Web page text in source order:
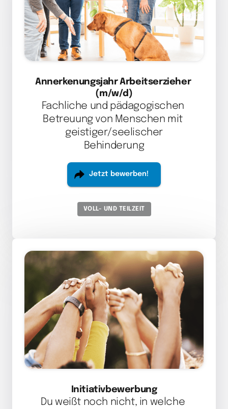
Annerkenungsjahr Arbeitserzieher
(m/w/d)
Fachliche und pädagogischen
Betreuung von Menschen mit
geistiger/seelischer
Behinderung
Jetzt bewerben!
VOLL- UND TEILZEIT
Initiativbewerbung
Du weißt noch nicht, in welche